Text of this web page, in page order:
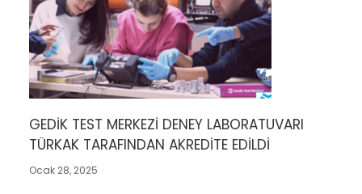
GEDİK TEST MERKEZİ DENEY LABORATUVARI
TÜRKAK TARAFINDAN AKREDİTE EDİLDİ
Ocak 28, 2025